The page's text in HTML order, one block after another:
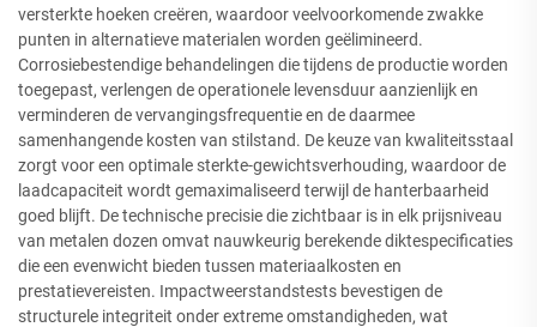
versterkte hoeken creëren, waardoor veelvoorkomende zwakke
punten in alternatieve materialen worden geëlimineerd.
Corrosiebestendige behandelingen die tijdens de productie worden
toegepast, verlengen de operationele levensduur aanzienlijk en
verminderen de vervangingsfrequentie en de daarmee
samenhangende kosten van stilstand. De keuze van kwaliteitsstaal
zorgt voor een optimale sterkte-gewichtsverhouding, waardoor de
laadcapaciteit wordt gemaximaliseerd terwijl de hanterbaarheid
goed blijft. De technische precisie die zichtbaar is in elk prijsniveau
van metalen dozen omvat nauwkeurig berekende diktespecificaties
die een evenwicht bieden tussen materiaalkosten en
prestatievereisten. Impactweerstandstests bevestigen de
structurele integriteit onder extreme omstandigheden, wat